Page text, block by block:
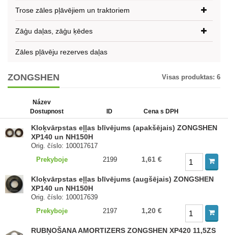
Trose zāles pļāvējiem un traktoriem
Zāģu daļas, zāģu ķēdes
Zāles pļāvēju rezerves daļas
ZONGSHEN Visas produktas: 6
Název
Dostupnost
ID Cena s DPH
Kloķvārpstas eļļas blīvējums (apakšējais) ZONGSHEN
XP140 un NH150H
Orig. číslo: 100017617
Prekyboje
2199 1,61 €
Kloķvārpstas eļļas blīvējums (augšējais) ZONGSHEN
XP140 un NH150H
Orig. číslo: 100017639
Prekyboje
2197 1,20 €
RUBŅOŠANA AMORTIZERS ZONGSHEN XP420 11,5ZS